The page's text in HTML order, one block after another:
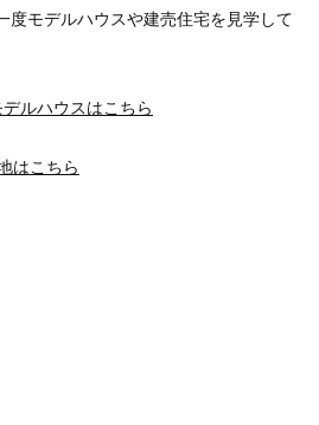
度モデルハウスや建売住宅を見学して
ルハウスはこちら
はこちら